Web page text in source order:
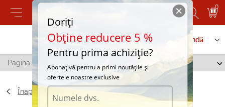
0
Contactați-ne Serviciu de comandă
Pagina principală Barum VANIS 195/80 R14 106Q
Înapoi
Doriți
Obține reducere 5 %
Pentru prima achiziție?
Abonațivă pentru a primi noutățile și
ofertele noastre exclusive